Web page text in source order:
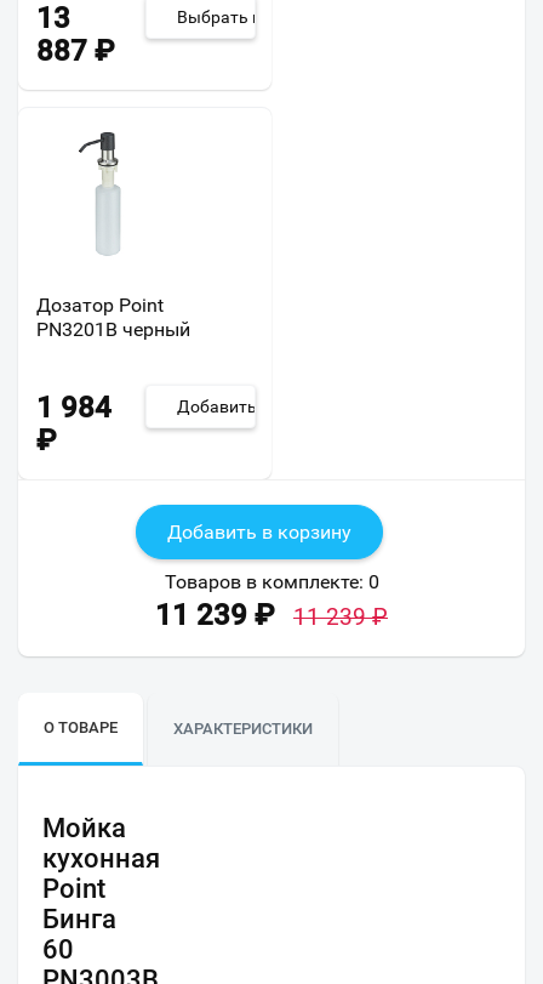
13
887 ₽
Выбрать из 4
Дозатор Point
PN3201B черный
1 984
₽
Добавить
Добавить в корзину
Товаров в комплекте: 0
11 239 ₽ 11 239₽
О ТОВАРЕ ХАРАКТЕРИСТИКИ
Мойка
кухонная
Point
Бинга
60